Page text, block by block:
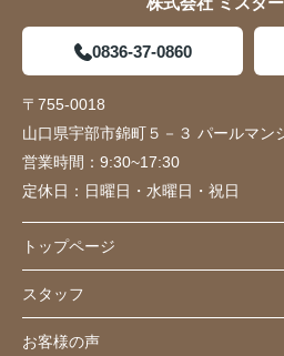
0836-37-0860
〒755-0018
山口県宇部市錦町５－３ パールマン
営業時間： 9:30~17:30
定休日： 日曜日・水曜日・祝日
トップページ
スタッフ
お客様の声